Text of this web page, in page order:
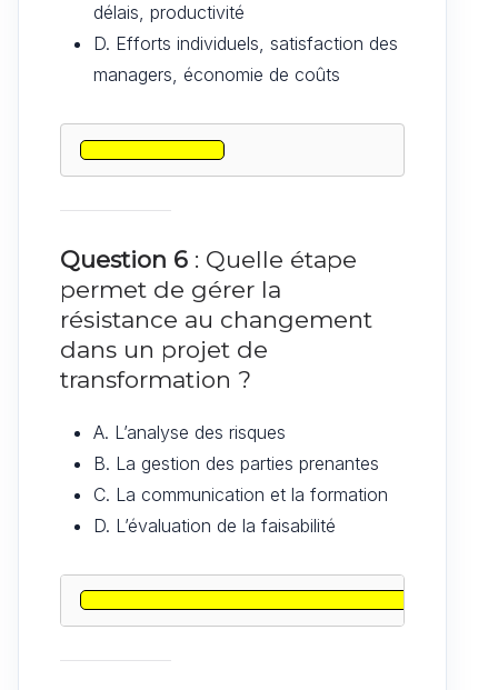
délais, productivité
D. Efforts individuels, satisfaction des
managers, économie de coûts
Question 6 : Quelle étape
permet de gérer la
résistance au changement
dans un projet de
transformation ?
A. L’analyse des risques
B. La gestion des parties prenantes
C. La communication et la formation
D. L’évaluation de la faisabilité